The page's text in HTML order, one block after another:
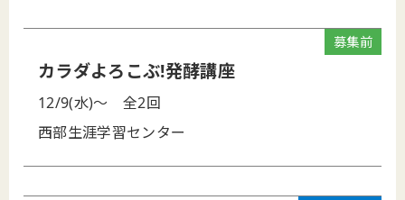
募集前
カラダよろこぶ!発酵講座
12/9(水)～
全2回
西部生涯学習センター